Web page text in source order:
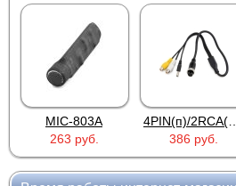
MIC-803A
263 руб.
386 руб.